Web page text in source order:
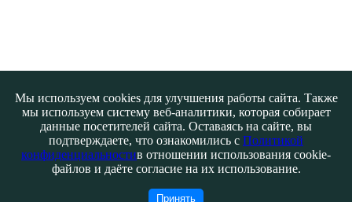
Контакты
Мы используем cookies для улучшения работы сайта. Также
мы используем систему веб-аналитики, которая собирает
данные посетителей сайта. Оставаясь на сайте, вы
подтверждаете, что ознакомились с Политикой
конфиденциальностив отношении использования cookie-
файлов и даёте согласие на их использование.
Принять